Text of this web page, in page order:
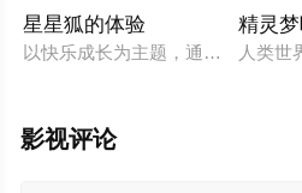
星星狐的体验
以快乐成长为主题，通过星星狐
精灵
人类世
影视评论